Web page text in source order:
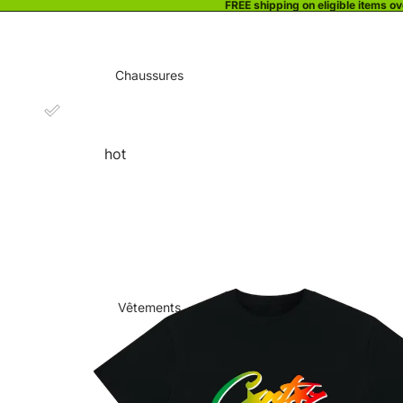
FREE shipping on eligible items
Chaussures
hot
Vêtements